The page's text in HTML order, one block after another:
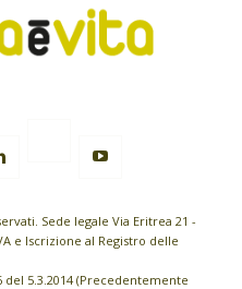
Sede legale Via Eritrea 21 -
e Iscrizione al Registro delle
5.3.2014 (Precedentemente